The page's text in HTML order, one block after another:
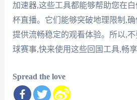
加速器,这些工具都能够帮助您在
杯直播。它们能够突破地理限制,
提供流畅稳定的观看体验。所以,
球赛事,快来使用这些回国工具,畅
Spread the love